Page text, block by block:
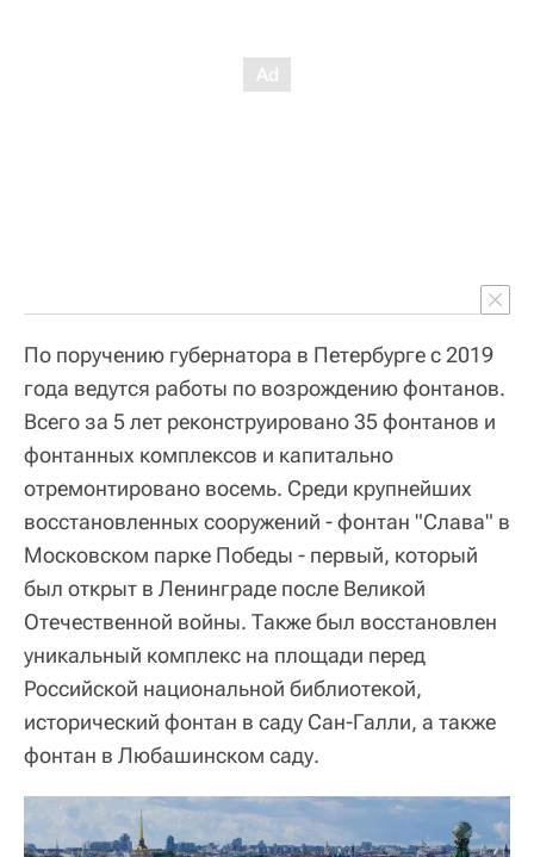
По поручению губернатора в Петербурге с 2019
года ведутся работы по возрождению фонтанов.
Всего за 5 лет реконструировано 35 фонтанов и
фонтанных комплексов и капитально
отремонтировано восемь. Среди крупнейших
восстановленных сооружений - фонтан "Слава" в
Московском парке Победы - первый, который
был открыт в Ленинграде после Великой
Отечественной войны. Также был восстановлен
уникальный комплекс на площади перед
Российской национальной библиотекой,
исторический фонтан в саду Сан-Галли, а также
фонтан в Любашинском саду.